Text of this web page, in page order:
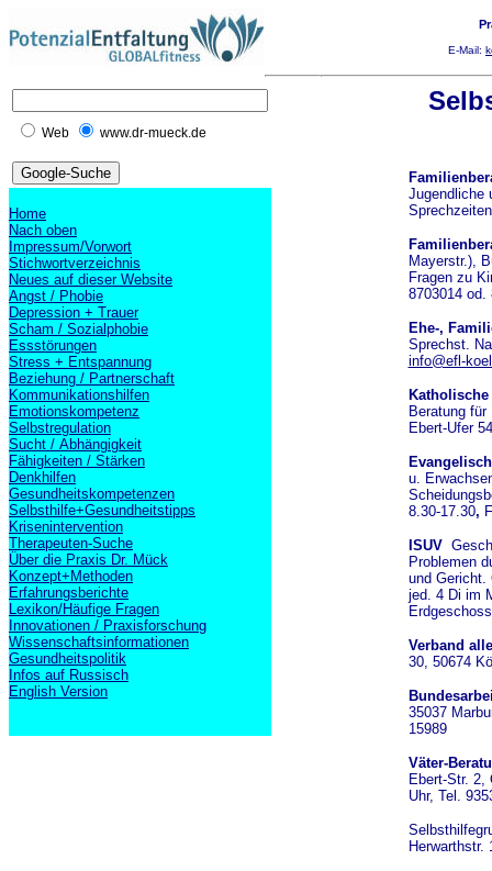
E-Mail:
Web www.dr-mueck.de
Home
Nach oben
Impressum/Vorwort
Stichwortverzeichnis
Neues auf dieser Website
Angst / Phobie
Depression + Trauer
Scham / Sozialphobie
Essstörungen
Stress + Entspannung
Beziehung / Partnerschaft
Kommunikationshilfen
Emotionskompetenz
Selbstregulation
Sucht / Abhängigkeit
Fähigkeiten / Stärken
Denkhilfen
Gesundheitskompetenzen
Selbsthilfe+Gesundheitstipps
Krisenintervention
Therapeuten-Suche
Über die Praxis Dr. Mück
Konzept+Methoden
Erfahrungsberichte
Lexikon/Häufige Fragen
Innovationen / Praxisforschung
Wissenschaftsinformationen
Gesundheitspolitik
Infos auf Russisch
English Version
Jugendliche
Mayerstr.),
Fragen zu
8703014 od.
Ehe-,
Sprechst.
info@efl-
Beratung
Ebert-Ufer
u.
8.30-17.30,
ISUV
Problemen
und Gericht.
jed. 4 Di im
Verband
30, 50674
35037
15989
Väter-
Ebert-Str. 2,
Uhr, Tel.
Herwarthstr.